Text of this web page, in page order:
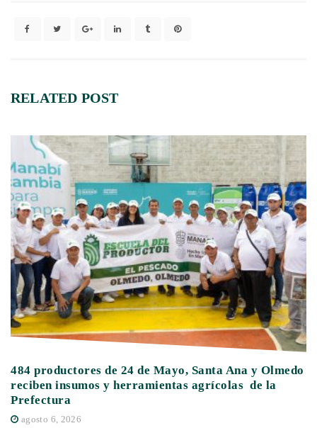
RELATED POST
484 productores de 24 de Mayo, Santa Ana y Olmedo
reciben insumos y herramientas agrícolas de la
Prefectura
agosto 6, 2026